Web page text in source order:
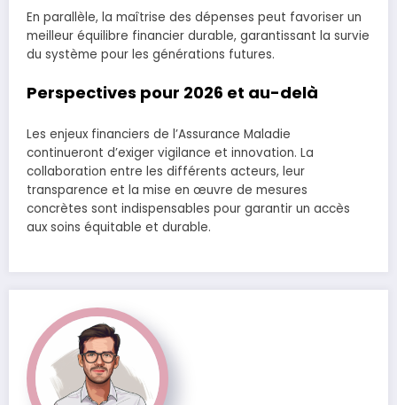
En parallèle, la maîtrise des dépenses peut favoriser un
meilleur équilibre financier durable, garantissant la survie
du système pour les générations futures.
Perspectives pour 2026 et au-delà
Les enjeux financiers de l’Assurance Maladie
continueront d’exiger vigilance et innovation. La
collaboration entre les différents acteurs, leur
transparence et la mise en œuvre de mesures
concrètes sont indispensables pour garantir un accès
aux soins équitable et durable.